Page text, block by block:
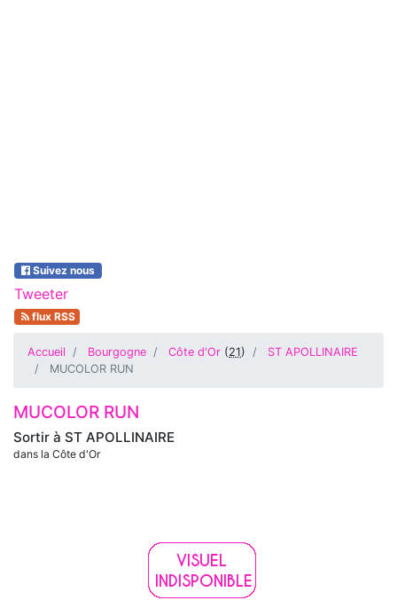
Suivez nous
Tweeter
flux RSS
Accueil Bourgogne Côte d'Or (21)
ST APOLLINAIRE
MUCOLOR RUN
Sortir à ST APOLLINAIRE
dans la Côte d'Or
MUCOLOR RUN